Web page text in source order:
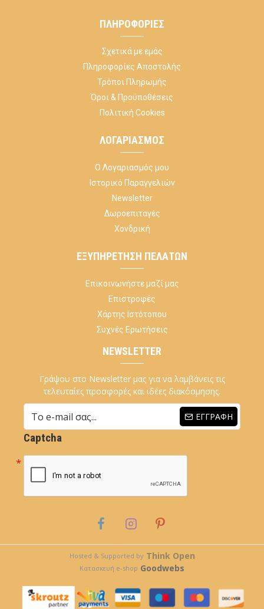
ΠΛΗΡΟΦΟΡΊΕΣ
Σχετικά με εμάς
Πληροφορίες Αποστολής
Τρόποι Πληρωμής
Όροι & Προϋποθέσεις
Πολιτική Cookies
ΛΟΓΑΡΙΑΣΜΌΣ
Ο Λογαριασμός μου
Ιστορικό Παραγγελιών
Newsletter
Δωροεπιταγές
Χονδρική
ΕΞΥΠΗΡΈΤΗΣΗ ΠΕΛΑΤΏΝ
Επικοινωνήστε μαζί μας
Επιστροφές
Χάρτης Ιστότοπου
Συχνές Ερωτήσεις
NEWSLETTER
Γράψου στο Newsletter μας για να λαμβάνεις τις
τελευταίες προσφορές και ιδέες διακόσμησης.
ΕΓΓΡΑΦΉ
Captcha
Hosted & Supported by Think Open
Κατασκευή e-shop Goodwebs